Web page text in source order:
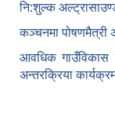
नि:शुल्क
कञ्चनमा पोषणमैत्री
आवधिक गाउँविकास
अन्तरक्रिया